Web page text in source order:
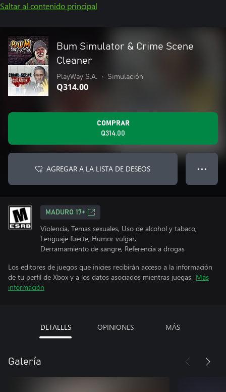
Saltar al contenido principal
Bum Simulator & Crime Scene
Cleaner
PlayWay S.A. • Simulación
Q314.00
COMPRAR
Q314.00
AGREGAR A LA LISTA DE DESEOS ● ● ●
MADURO 17+
Violencia, Temas sexuales, Uso de alcohol y tabaco,
Lenguaje fuerte, Humor vulgar,
Derramamiento de sangre, Referencia a drogas
Los editores de juegos que inicies recibirán acceso a la información
de tu perfil de Xbox y a los datos asociados mientras juegas. Más
información
DETALLES OPINIONES MÁS
Galería